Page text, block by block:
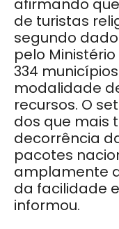
afirmando
de turistas
segundo
pelo
334
modalidade
recursos. O
dos que mais
decorrência
pacotes
amplamente
da facilidade
informou.